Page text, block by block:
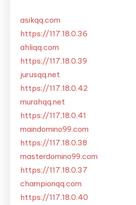
asikqq.com
https://117.18.0.36
ahliqq.com
https://117.18.0.39
jurusqq.net
https://117.18.0.42
murahqq.net
https://117.18.0.41
maindomino99.com
https://117.18.0.38
masterdomino99.com
https://117.18.0.37
championqq.com
https://117.18.0.40